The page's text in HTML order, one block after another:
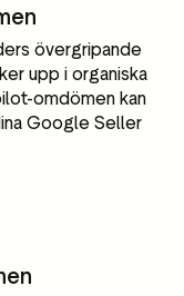
övergripande
upp i organiska
omdömen kan
Google Seller